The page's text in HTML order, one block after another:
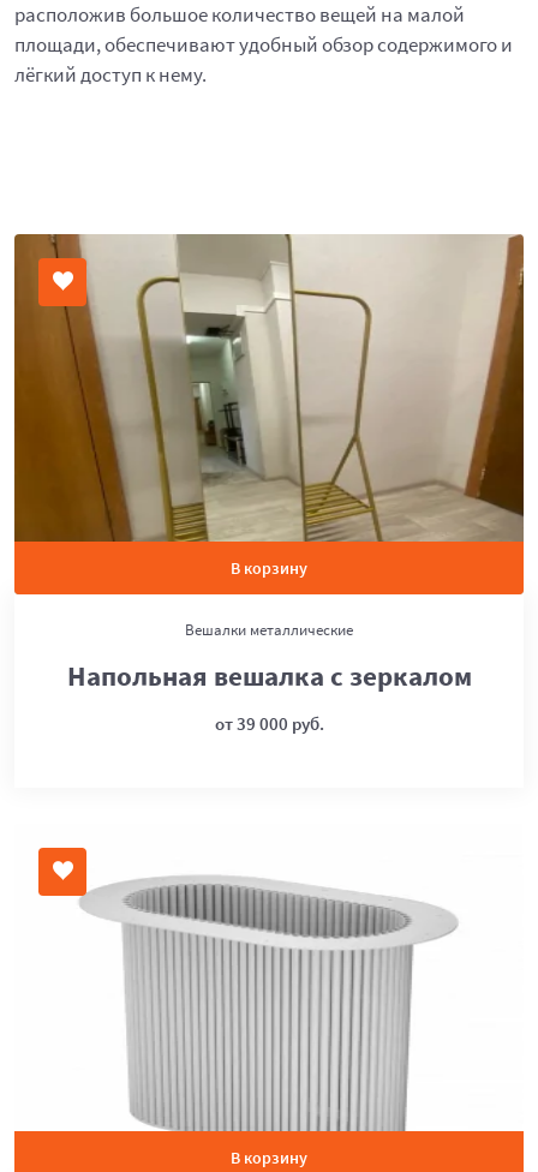
расположив большое количество вещей на малой
площади, обеспечивают удобный обзор содержимого и
лёгкий доступ к нему.
В корзину
Вешалки металлические
Напольная вешалка с зеркалом
от 39 000 руб.
В корзину